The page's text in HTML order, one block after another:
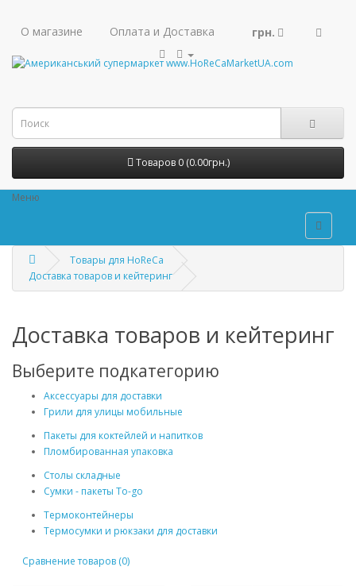
О магазине Оплата и Доставка грн.
Товаров 0 (0.00грн.)
Меню
Товары для HoReCa
Доставка товаров и кейтеринг
Доставка товаров и кейтеринг
Выберите подкатегорию
Аксессуары для доставки
Грили для улицы мобильные
Пакеты для коктейлей и напитков
Пломбированная упаковка
Столы складные
Сумки - пакеты To-go
Термоконтейнеры
Термосумки и рюкзаки для доставки
Сравнение товаров (0)